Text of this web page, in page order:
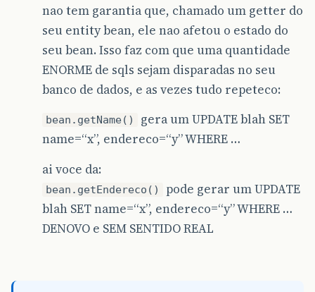
nao tem garantia que, chamado um getter do
seu entity bean, ele nao afetou o estado do
seu bean. Isso faz com que uma quantidade
ENORME de sqls sejam disparadas no seu
banco de dados, e as vezes tudo repeteco:
bean.getName()
gera um UPDATE blah SET
name=“x”, endereco=“y” WHERE …
ai voce da:
bean.getEndereco()
pode gerar um UPDATE
blah SET name=“x”, endereco=“y” WHERE …
DENOVO e SEM SENTIDO REAL